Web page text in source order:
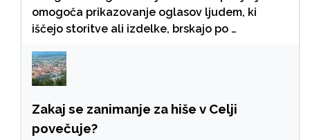
omogoča prikazovanje oglasov ljudem, ki
iščejo storitve ali izdelke, brskajo po …
Zakaj se zanimanje za hiše v Celji
povečuje?